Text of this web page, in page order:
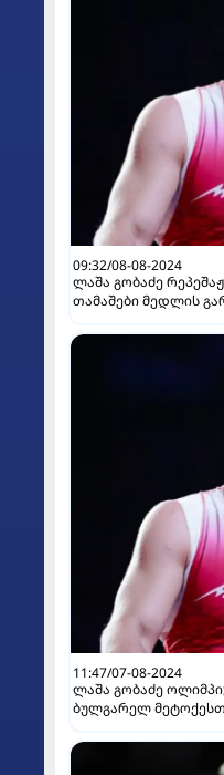
09:32/08-08-2024
ლაშა გობაძე
თამაშები მედლის
11:47/07-08-2024
ლაშა გობაძე
ბულგარელ